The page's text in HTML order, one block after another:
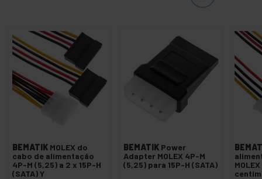
BEMATIK MOLEX do
cabo de alimentação
4P-M (5,25) a 2 x 15P-H
(SATA) Y
BEMATIK Power
Adapter MOLEX 4P-M
(5,25) para 15P-H (SATA)